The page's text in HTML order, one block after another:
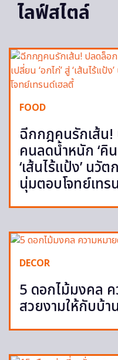
ไลฟ์สไตล์
FOOD
ฉีกกฎคนรักเส้น
คนลดน้ำหนัก ‘คิน
‘เส้นไร้แป้ง’ นวั
นุ่มตอบโจทย์เทร
DECOR
5 ดอกไม้มงคล
สวยงามให้กับบ้าน